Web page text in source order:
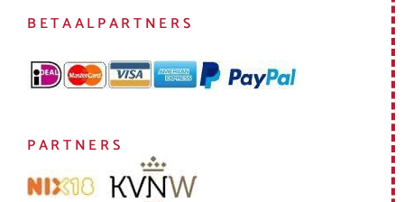
BETAALPARTNERS
PARTNERS